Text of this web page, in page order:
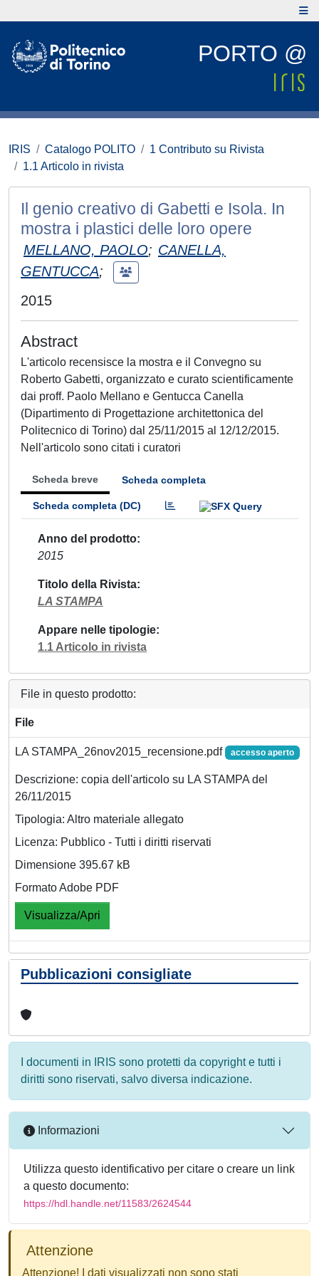
PORTO @
IRIS Catalogo POLITO
1 Contributo su Rivista
1.1 Articolo in rivista
Il genio creativo di Gabetti e Isola. In
mostra i plastici delle loro opere
MELLANO, PAOLO; CANELLA,
GENTUCCA;
2015
Abstract
L'articolo recensisce la mostra e il Convegno su
Roberto Gabetti, organizzato e curato scientificamente
dai proff. Paolo Mellano e Gentucca Canella
(Dipartimento di Progettazione architettonica del
Politecnico di Torino) dal 25/11/2015 al 12/12/2015.
Nell'articolo sono citati i curatori
Scheda breve Scheda completa
Scheda completa (DC)
Anno del prodotto
2015
Titolo della Rivista
LA STAMPA
Appare nelle tipologie
1.1 Articolo in rivista
File in questo prodotto:
File
LA STAMPA_26nov2015_recensione.pdf accesso aperto
Descrizione: copia dell'articolo su LA STAMPA del
26/11/2015
Tipologia: Altro materiale allegato
Licenza: Pubblico - Tutti i diritti riservati
Dimensione 395.67 kB
Formato Adobe PDF
Visualizza/Apri
Pubblicazioni consigliate
I documenti in IRIS sono protetti da copyright e tutti i
diritti sono riservati, salvo diversa indicazione.
Informazioni
Utilizza questo identificativo per citare o creare un link
a questo documento:
https://hdl.handle.net/11583/2624544
Attenzione
Attenzione! I dati visualizzati non sono stati